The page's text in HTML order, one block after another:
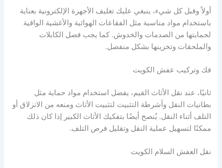
أولاً وقبل كل شيء، ينبغي عليك تغليف الأجهزة الإلكترونية بعناية
باستخدام مواد مناسبة مثل الفقاعات الهوائية والأغشية الواقية
لحمايتها من الصدمات والخدوش. كما يجب فصل الكابلات
والملحقات وتخزينها بشكل منفصل.
فك وتركيب عفش الكويت
ثانيًا، عند نقل الأثاث القيم، يفضل استخدام مواد حماية مثل
بطانيات النقل وأشرطة التثبيت لتثبيت الأثاث ومنعه من الانزلاق أو
التلف أثناء النقل. يُنصح أيضًا بتفكيك الأثاث الكبير إذا كان ذلك
ممكنًا لتسهيل عملية النقل وتقليل فرص التلف.
نقل العفش السلام الكويت